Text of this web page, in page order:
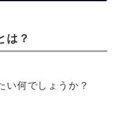
は？
い何でしょうか？